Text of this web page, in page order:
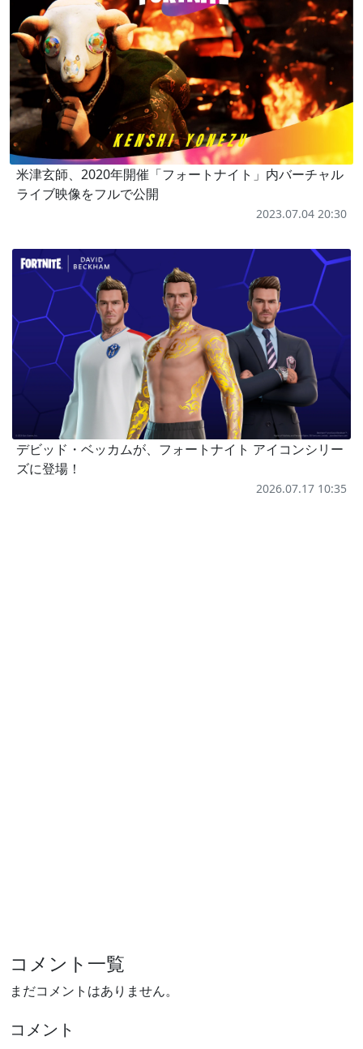
米津玄師、2020年開催「フォートナイト」内バーチャル
ライブ映像をフルで公開
2023.07.04 20:30
デビッド・ベッカムが、フォートナイト アイコンシリー
ズに登場！
2026.07.17 10:35
コメント一覧
まだコメントはありません。
コメント